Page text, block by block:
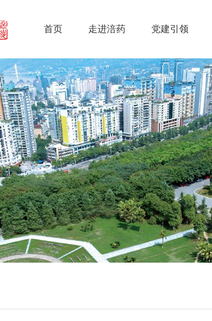
首页 走进涪药 党建引领